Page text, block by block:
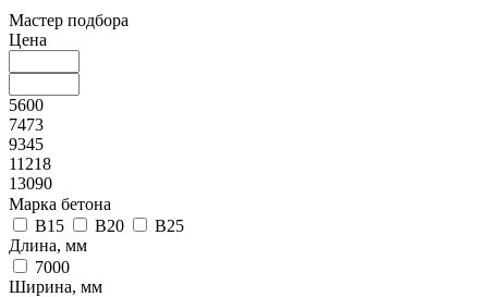
Мастер подбора
Цена
5600
7473
9345
11218
13090
Марка бетона
B15
B20
В25
Длина, мм
7000
Ширина, мм